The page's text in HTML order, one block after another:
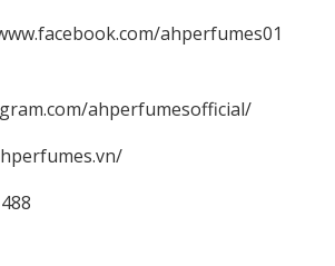
ahperfumes01
ahperfumesofficial/